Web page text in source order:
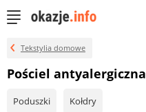
Tekstylia domowe
Pościel antyalergiczna
Poduszki Kołdry